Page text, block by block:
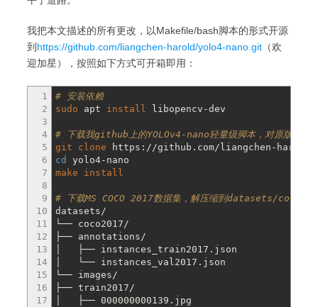
我把本文描述的所有更改，以Makefile/bash脚本的形式开源
到 https://github.com/liangchen-harold/yolo4-nano.git （欢
迎加星），按照如下方式可开箱即用：
1
2
3
4
5
6
7
8
9
10
11
12
13
14
15
16
17
# 安装依赖
sudo apt install libopencv-dev
# 下载我github上的YOLOv4-nano轻量级脚本，对原版配置
git clone https: //github.com/ liangchen-harold
cd
yolo4-nano
make
install
# 下载MS COCO 2017数据集，解压缩到datasets/
datasets/
└── coco2017/
├── annotations/
│ ├── instances_train2017.json
│ └── instances_val2017.json
└── images/
├── train2017/
│ ├── 000000000139.jpg